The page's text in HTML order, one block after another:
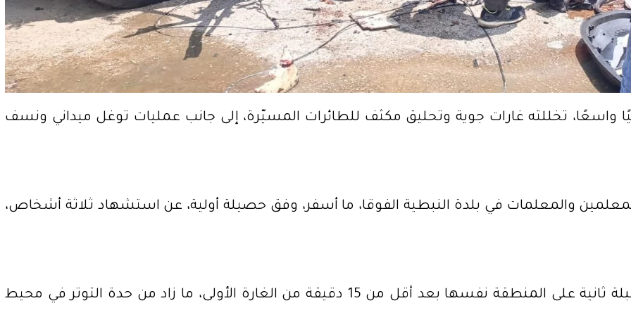
واسعًا، تخللته غارات جوية وتحليق مكثف للطائرات المسيّرة، إلى جانب عمليات توغل ميداني ونسف
والمعلمات في بلدة النبطية الفوقا، ما أسفر، وفق حصيلة أولية، عن استشهاد ثلاثة أشخاص،
وفي تطور لاحق، ألقت طائرة إسرائيلية مسيّرة قنبلة ثانية على المنطقة نفسها بعد أقل من 15 دقيقة من الغارة الأولى، ما زاد من حدة التوتر في محيط